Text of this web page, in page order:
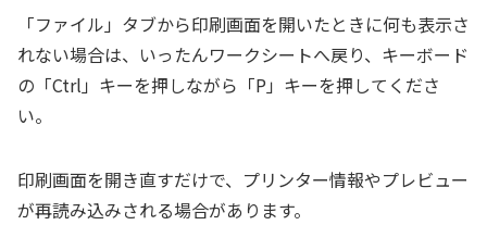
「ファイル」タブから印刷画面を開いたときに何も表示さ
れない場合は、いったんワークシートへ戻り、キーボード
の「Ctrl」キーを押しながら「P」キーを押してくださ
い。
印刷画面を開き直すだけで、プリンター情報やプレビュー
が再読み込みされる場合があります。